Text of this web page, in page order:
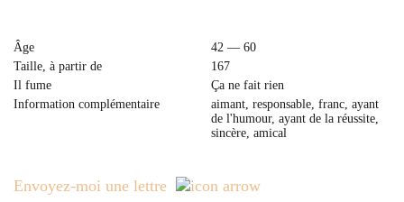
Âge
42 — 60
Taille, à partir de
167
Il fume
Ça ne fait rien
Information complémentaire
aimant, responsable, franc, ayant
de l'humour, ayant de la réussite,
sincère, amical
Envoyez-moi une lettre